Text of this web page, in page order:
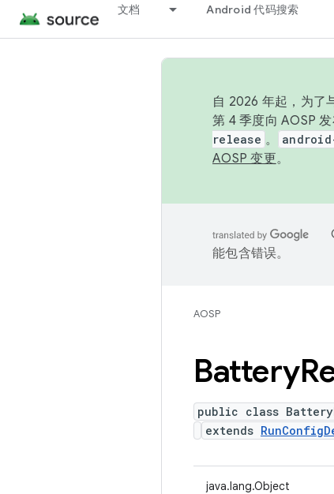
文档 Android 代码搜索
自 2026 年起，为了
第 4 季度向 AOSP
release 。
AOSP 变更。
能包含错误。
AOSP
Battery
public class
extends
java.lang.Object